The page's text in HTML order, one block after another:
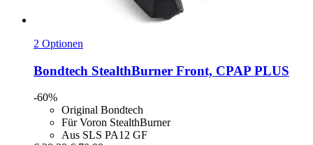
2 Optionen
Bondtech StealthBurner Front, CPAP PLUS
-60%
Original Bondtech
Für Voron StealthBurner
Aus SLS PA12 GF